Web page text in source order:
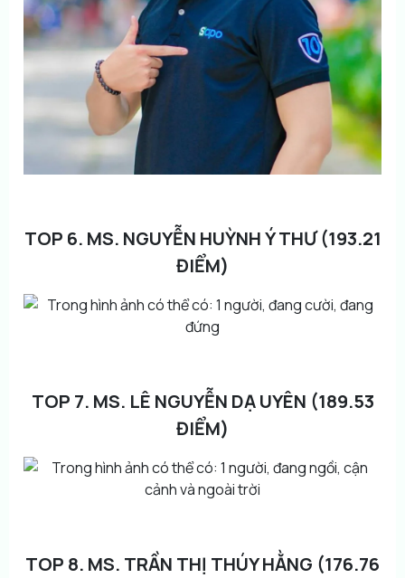
TOP 6. MS. NGUYỄN HUỲNH Ý THƯ (193.21
ĐIỂM)
TOP 7. MS. LÊ NGUYỄN DẠ UYÊN (189.53
ĐIỂM)
TOP 8. MS. TRẦN THỊ THÚY HẰNG (176.76